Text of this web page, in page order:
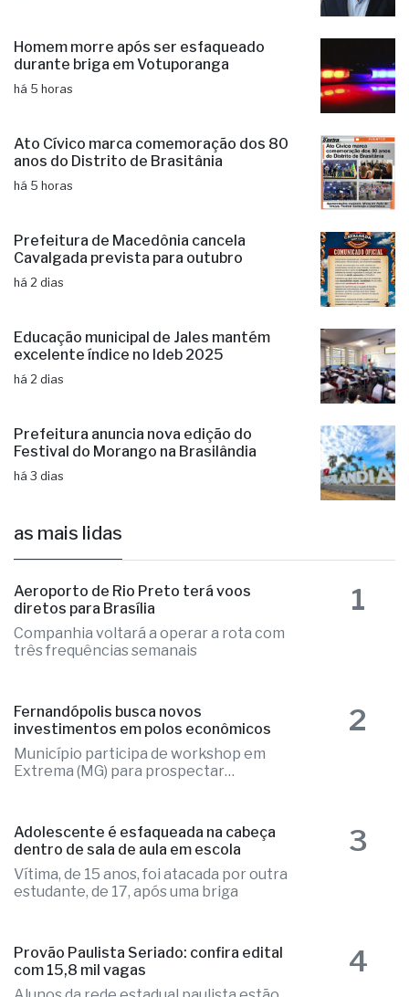
Homem morre após ser esfaqueado
durante briga em Votuporanga
há 5 horas
Ato Cívico marca comemoração dos 80
anos do Distrito de Brasitânia
há 5 horas
Prefeitura de Macedônia cancela
Cavalgada prevista para outubro
há 2 dias
Educação municipal de Jales mantém
excelente índice no Ideb 2025
há 2 dias
Prefeitura anuncia nova edição do
Festival do Morango na Brasilândia
há 3 dias
as mais lidas
Aeroporto de Rio Preto terá voos
diretos para Brasília
Companhia voltará a operar a rota com
três frequências semanais
1
Fernandópolis busca novos
investimentos em polos econômicos
Município participa de workshop em
Extrema (MG) para prospectar
2
Adolescente é esfaqueada na cabeça
dentro de sala de aula em escola
Vítima, de 15 anos, foi atacada por outra
estudante, de 17, após uma briga
3
Provão Paulista Seriado: confira edital
com 15,8 mil vagas
4